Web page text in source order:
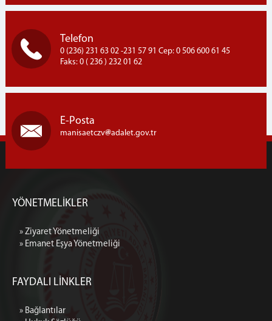
Çini Kursu
1.ve 2.Kademe Okuma Kursları
Aşçı Yardımcısı Kursu
Saç Bakımı ve Yapımı Kursu
GÖRÜŞ PROGRAMI
Telefon Görüşme Programı
Kapalı Ceza İnfaz Kurumu Aylık Görüş Programı
Açık Ceza İnfaz Kurumu Aylık Görüş Programı
Emanet Eşya Yönetmeliği
Uyap Bilişim Sistemleri
İLETİŞİM
Telefon
0 (236) 231 63 02 -231 57 91 Cep: 0 506 600 61 45
Faks: 0 ( 236 ) 232 01 62
E-Posta
manisaetczv adalet.gov.tr
YÖNETMELİKLER
» Ziyaret Yönetmeliği
» Emanet Eşya Yönetmeliği
FAYDALI LİNKLER
» Bağlantılar